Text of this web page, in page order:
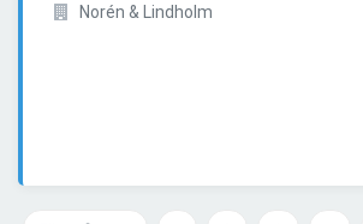
Norén & Lindholm